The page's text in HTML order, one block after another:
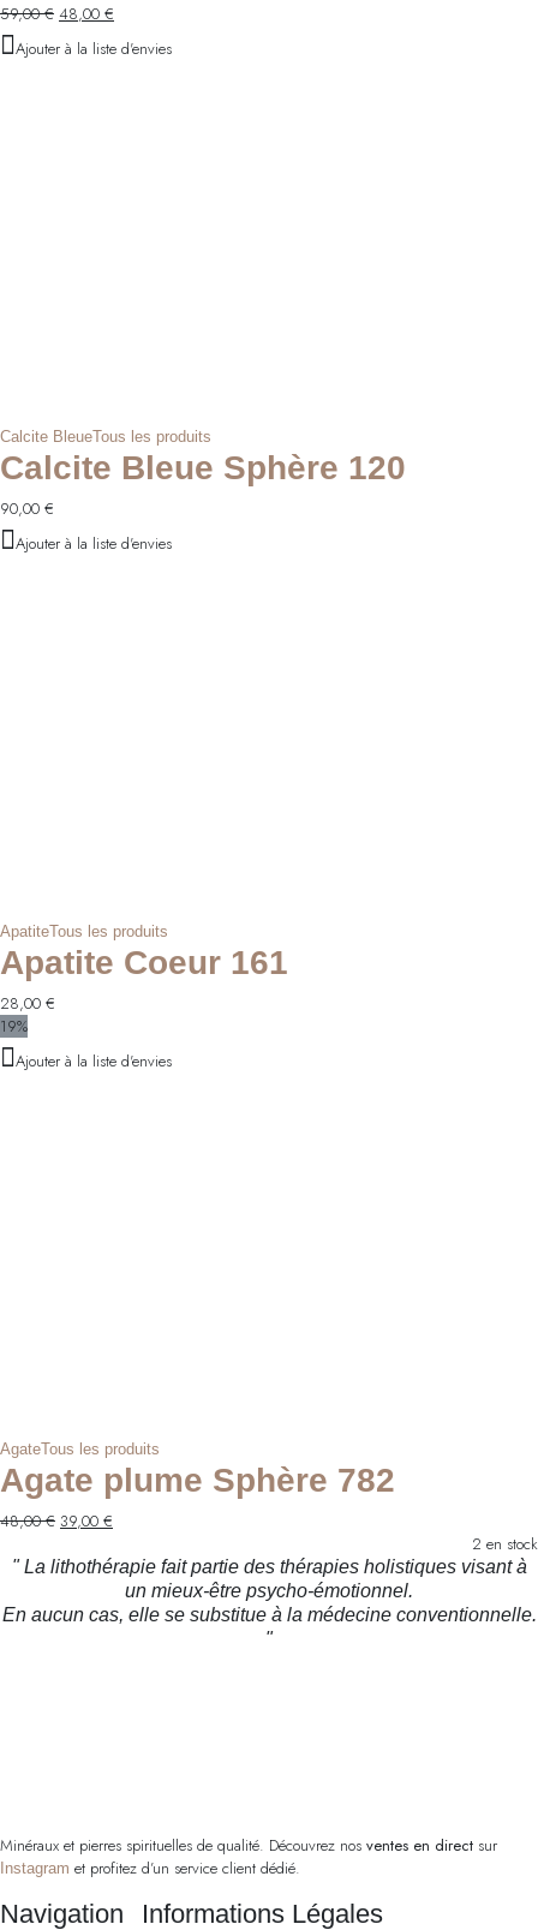
59,00€ Le
initial
48,00 €
actuel
Ajouter à la liste d'envies
Calcite BleueTous les produits
Calcite Bleue Sphère 120
90,00 €
Ajouter à la liste d'envies
ApatiteTous les produits
Apatite Coeur 161
28,00 €
19%
Ajouter à la liste d'envies
AgateTous les produits
Agate plume Sphère 782
48,00€ Le
initial
48,00 €.
39,00 €
actuel
est :
39,00 €.
2 en stock
" La lithothérapie fait partie des thérapies holistiques visant à
un mieux-être psycho-émotionnel.
En aucun cas, elle se substitue à la médecine conventionnelle.
"
Minéraux et pierres spirituelles de qualité. Découvrez nos ventes en direct sur
Instagram et profitez d’un service client dédié.
Navigation Informations Légales